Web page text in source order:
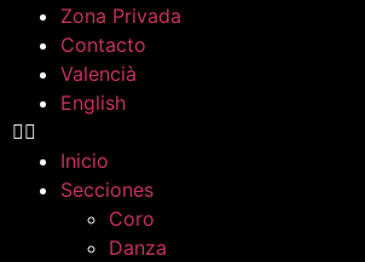
Zona Privada
Contacto
Valencià
English
Inicio
Secciones
Coro
Danza